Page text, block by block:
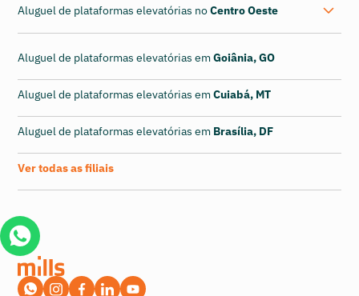
Aluguel de plataformas elevatórias noCentro Oeste
Aluguel de plataformas elevatórias emGoiânia, GO
Aluguel de plataformas elevatórias emCuiabá, MT
Aluguel de plataformas elevatórias em Brasília, DF
Ver todas as filiais